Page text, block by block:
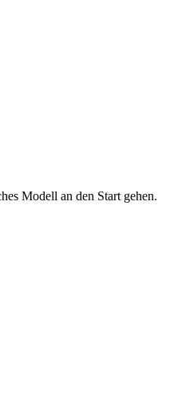
Modell an den Start gehen.